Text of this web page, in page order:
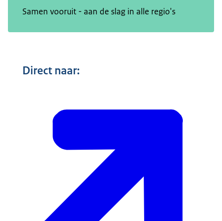
Samen vooruit - aan de slag in alle regio's
Direct naar: